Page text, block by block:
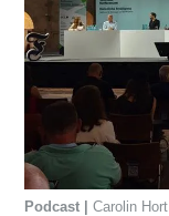
Podcast Carolin Hort